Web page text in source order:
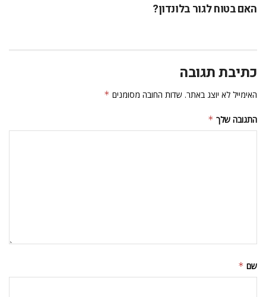
האם בטוח לגור בלונדון?
כתיבת תגובה
האימייל לא יוצג באתר. שדות החובה מסומנים *
התגובה שלך *
שם *